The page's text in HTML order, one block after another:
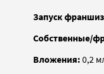
Запуск
Собственные/
Вложения: 0,2